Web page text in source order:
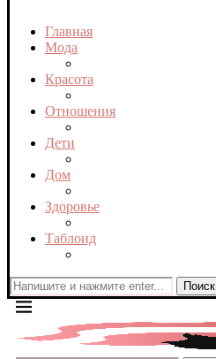
Главная
Мода
Красота
Отношения
Дети
Дом
Здоровье
Таблоид
Поиск